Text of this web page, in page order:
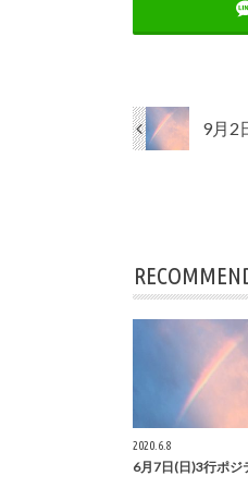
9月2
2020.6.8
6月7日(日)3行ポジ